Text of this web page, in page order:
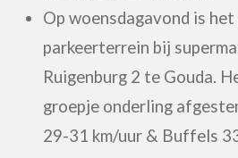
Op woensdagavond is
parkeerterrein bij
Ruigenburg 2 te Gouda.
groepje onderling
29-31 km/uur & Buffels